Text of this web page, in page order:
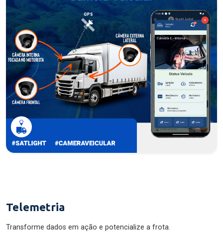
Telemetria
Transforme dados em ação e potencialize a frota.